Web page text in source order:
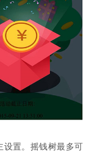
设置。摇钱树最多可